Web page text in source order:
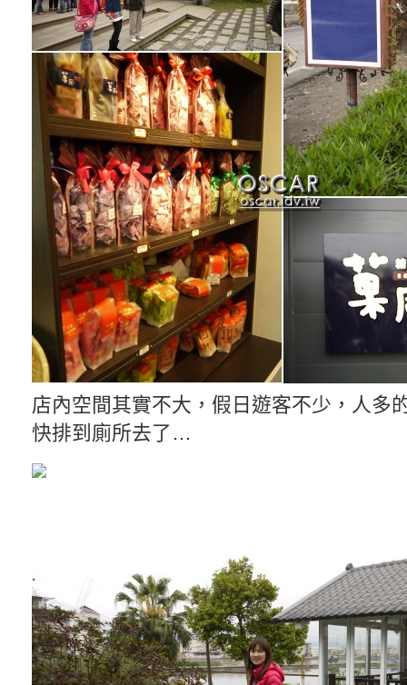
店內空間其實不大，假日遊客不少，人多
快排到廁所去了…